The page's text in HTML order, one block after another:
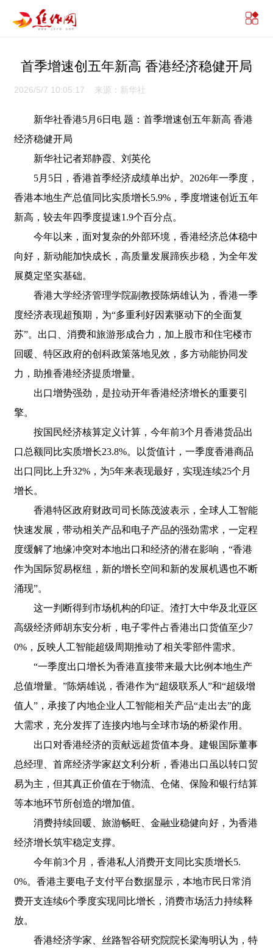
首季增速创五年新高 香港经济稳健开局
2026/5/7 10:05:17 来源：新华社
新华社香港5月6日电 题：首季增速创五年新高 香港
经济稳健开局
新华社记者郑静霞、刘英伦
5月5日，香港首季经济成绩单出炉。2026年一季度，
香港本地生产总值同比实质增长5.9%，季度增速创近五年
新高，较去年四季度提速1.9个百分点。
今年以来，面对复杂的外部环境，香港经济总体稳中
向好，新动能加快成长，高质量发展蹄疾步稳，为全年发
展奠定坚实基础。
香港大学经济管理学院副教授陈炳雄认为，香港一季
度经济表现超预期，为“多重利好因素驱动下的全面复
苏”。出口、消费和旅游形成合力，加上股市和住宅楼市
回暖、特区政府的创科政策落地见效，多方动能协同发
力，助推香港经济提质增量。
出口增势强劲，是拉动开年香港经济增长的重要引
擎。
按国民经济核算定义计算，今年前3个月香港货品出
口总额同比实质增长23.8%。以货值计，一季度香港商品
出口同比上升32%，为5年来表现最好，实现连续25个月
增长。
香港特区政府财政司司长陈茂波表示，全球人工智能
快速发展，带动相关产品和电子产品的强劲需求，一定程
度缓解了地缘冲突对本地出口和经济的潜在影响，“香港
作为国际贸易枢纽，新的增长空间和新的发展机遇也不断
涌现”。
这一判断得到市场机构的印证。渣打大中华及北亚区
高级经济师胡东安分析，电子零件占香港出口货值至少7
0%，反映人工智能超级周期推动了相关零部件需求。
“一季度出口增长为香港直接带来最大比例本地生产
总值增量。”陈炳雄说，香港作为“超级联系人”和“超级增
值人”，承接了内地企业人工智能相关产品“走出去”的庞
大需求，充分发挥了连接内地与全球市场的桥梁作用。
出口对香港经济的贡献远超货值本身。建银国际董事
总经理、首席经济学家赵文利分析，香港出口虽以转口贸
易为主，但其真正价值在于物流、仓储、保险和银行结算
等本地环节所创造的增加值。
消费持续回暖、旅游畅旺、金融业稳健向好，为香港
经济增长筑牢稳定支撑。
今年前3个月，香港私人消费开支同比实质增长5.
0%。香港主要电子支付平台数据显示，本地市民日常消
费开支连续6个季度实现同比增长，消费市场活力持续释
放。
香港经济学家、丝路智谷研究院院长梁海明认为，特